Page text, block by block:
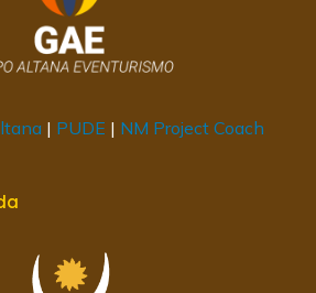
| PUDE | NM Project Coach